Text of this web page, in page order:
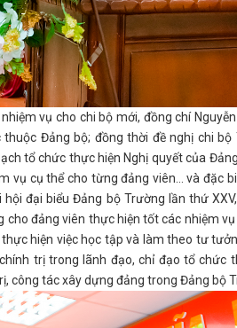
vụ cho chi bộ mới, đồng chí
Đảng bộ; đồng thời đề nghị chi
tổ chức thực hiện Nghị quyết của
vụ cụ thể cho từng đảng viên… và đặc
hội đại biểu Đảng bộ Trường lần thứ
đảng viên thực hiện tốt các nhiệm
hiện việc học tập và làm theo tư
trị trong lãnh đạo, chỉ đạo tổ chức
công tác xây dựng đảng trong Đảng bộ